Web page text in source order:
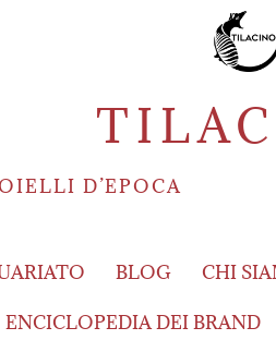
D’EPOCA
BLOG CHI
ENCICLOPEDIA DEI BRAND